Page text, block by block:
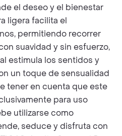
el deseo y el bienestar
ligera facilita el
permitiendo recorrer
suavidad y sin esfuerzo,
estimula los sentidos y
un toque de sensualidad
tener en cuenta que este
para uso
utilizarse como
seduce y disfruta con